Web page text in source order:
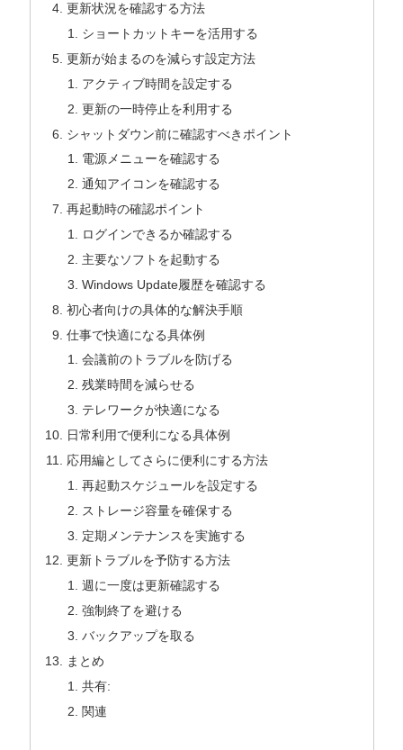
更新状況を確認する方法
ショートカットキーを活用する
更新が始まるのを減らす設定方法
アクティブ時間を設定する
更新の一時停止を利用する
シャットダウン前に確認すべきポイント
電源メニューを確認する
通知アイコンを確認する
再起動時の確認ポイント
ログインできるか確認する
主要なソフトを起動する
Windows Update履歴を確認する
初心者向けの具体的な解決手順
仕事で快適になる具体例
会議前のトラブルを防げる
残業時間を減らせる
テレワークが快適になる
日常利用で便利になる具体例
応用編としてさらに便利にする方法
再起動スケジュールを設定する
ストレージ容量を確保する
定期メンテナンスを実施する
更新トラブルを予防する方法
週に一度は更新確認する
強制終了を避ける
バックアップを取る
まとめ
共有:
関連